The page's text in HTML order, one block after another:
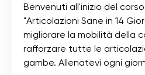
Benvenuti all'inizio del
"Articolazioni Sane in 14
migliorare la mobilità della
rafforzare tutte le
gambe. Allenatevi ogni